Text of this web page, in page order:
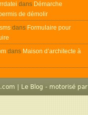
dans Démarche
de démolir
dans Formulaire pour
dans Maison d’architecte à
| Le Blog - motorisé par